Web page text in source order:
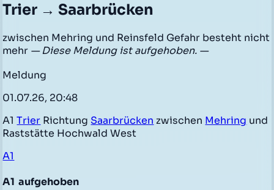
Trier → Saarbrücken
zwischen Mehring und Reinsfeld Gefahr besteht nicht
mehr — Diese Meldung ist aufgehoben. —
Meldung
01.07.26, 20:48
A1Trier Richtung Saarbrücken zwischen Mehring und
Raststätte Hochwald West
A1
A1 aufgehoben